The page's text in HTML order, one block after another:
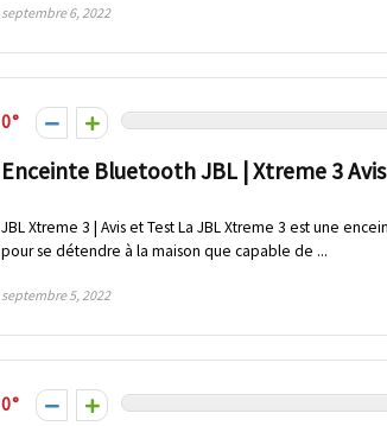
septembre 6, 2022
0
Enceinte Bluetooth JBL | Xtreme 3
JBL Xtreme 3 | Avis et Test La JBL Xtreme 3 est une
pour se détendre à la maison que capable de ...
septembre 5, 2022
0